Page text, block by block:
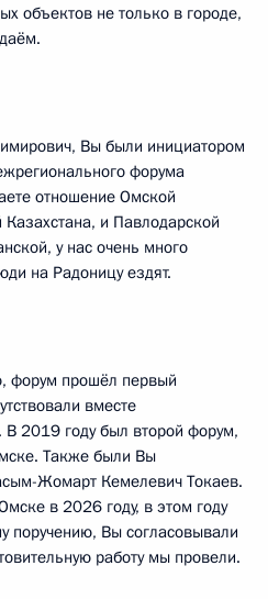
объектов не только в городе,
Вы были инициатором
форума
отношение Омской
Казахстана, и Павлодарской
у нас очень много
на Радоницу ездят.
форум прошёл первый
вместе
В 2019 году был второй форум,
Также были Вы
Жомарт Кемелевич Токаев.
в 2026 году, в этом году
поручению, Вы согласовывали
работу мы провели.